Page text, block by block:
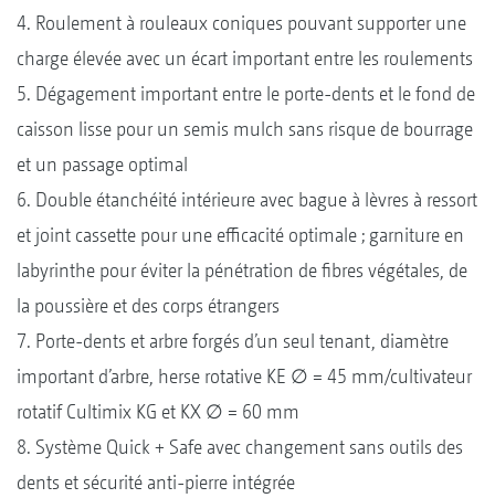
4. Roulement à rouleaux coniques pouvant supporter une
charge élevée avec un écart important entre les roulements
5. Dégagement important entre le porte-dents et le fond de
caisson lisse pour un semis mulch sans risque de bourrage
et un passage optimal
6. Double étanchéité intérieure avec bague à lèvres à ressort
et joint cassette pour une efficacité optimale ; garniture en
labyrinthe pour éviter la pénétration de fibres végétales, de
la poussière et des corps étrangers
7. Porte-dents et arbre forgés d’un seul tenant, diamètre
important d’arbre, herse rotative KE ∅ = 45 mm/cultivateur
rotatif Cultimix KG et KX ∅ = 60 mm
8. Système Quick + Safe avec changement sans outils des
dents et sécurité anti-pierre intégrée